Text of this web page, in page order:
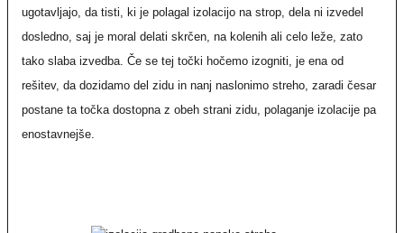
ugotavljajo, da tisti, ki je polagal izolacijo na strop, dela ni izvedel
dosledno, saj je moral delati skrčen, na kolenih ali celo leže, zato
tako slaba izvedba. Če se tej točki hočemo izogniti, je ena od
rešitev, da dozidamo del zidu in nanj naslonimo streho, zaradi česar
postane ta točka dostopna z obeh strani zidu, polaganje izolacije pa
enostavnejše.